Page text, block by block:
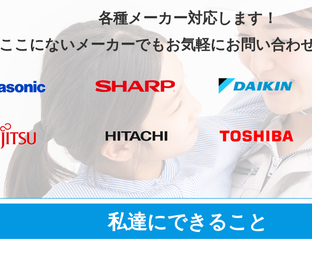
各種メーカー対応します！
ここにないメーカーでもお気軽にお問い合わ
私達にできること